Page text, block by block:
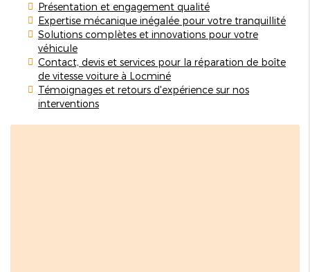
Présentation et engagement qualité
Expertise mécanique inégalée pour votre tranquillité
Solutions complètes et innovations pour votre
véhicule
Contact, devis et services pour la réparation de boîte
de vitesse voiture à Locminé
Témoignages et retours d'expérience sur nos
interventions